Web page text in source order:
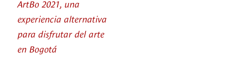
ArtBo 2021, una
experiencia alternativa
para disfrutar del arte
en Bogotá